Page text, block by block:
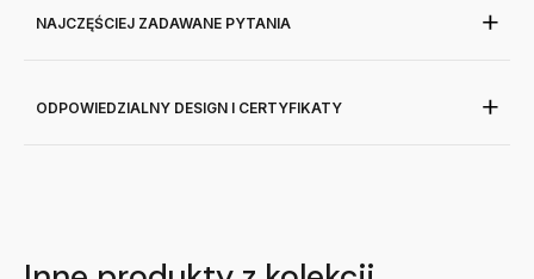
NAJCZĘŚCIEJ ZADAWANE PYTANIA
ODPOWIEDZIALNY DESIGN I CERTYFIKATY